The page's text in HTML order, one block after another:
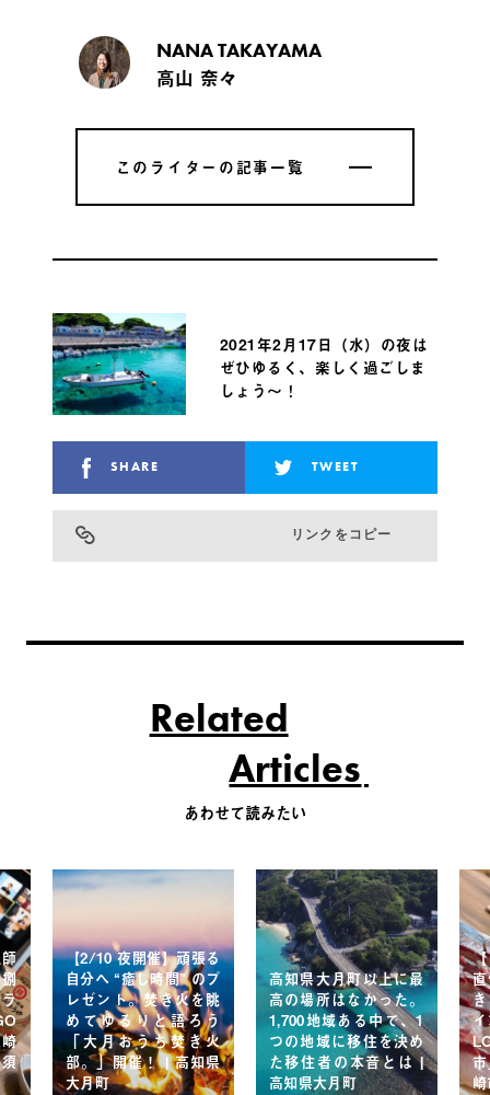
NANA TAKAYAMA
高山 奈々
このライターの記事一覧
このライターの記事一覧
2021年2月17日（水）の夜は
ぜひゆるく、楽しく過ごしま
しょう〜！
SHARE TWEET
リンクをコピー
Related
Articles
あわせて読みたい
【2/10 夜開催】頑張る
自分へ “癒し時間” のプ
レゼント。焚き火を眺
めてゆるりと語ろう
「大月おうち焚き火
部。」開催！ | 高知県
大月町
高知県大月町以上に最
高の場所はなかった。
1,700地域ある中で、1
つの地域に移住を決め
た移住者の本音とは |
高知県大月町